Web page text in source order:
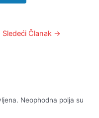
Sledeći Članak →
Neophodna polja su